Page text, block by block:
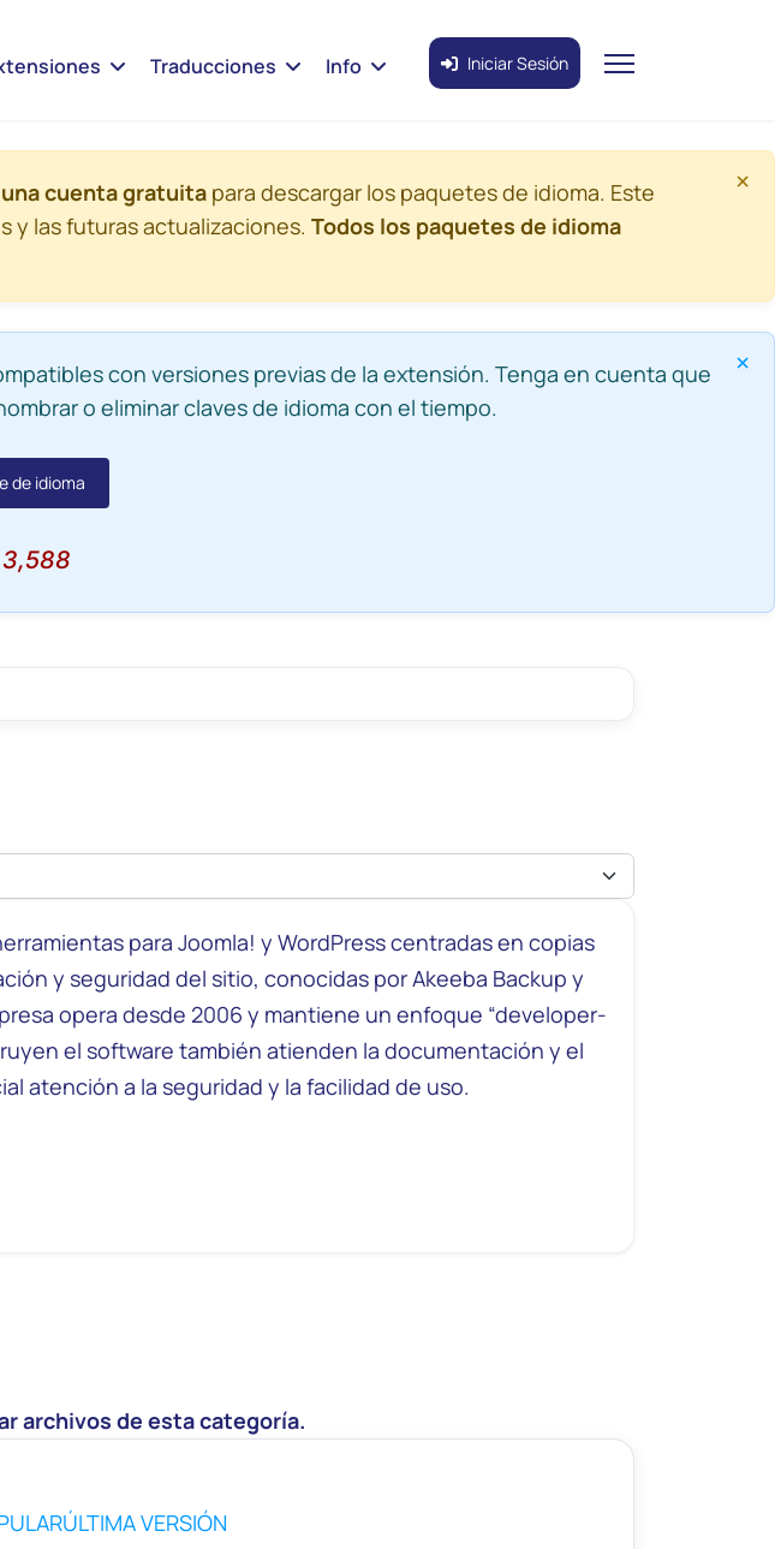
Traducciones Info Iniciar Sesión
×
cuenta gratuita para descargar los paquetes de idioma. Este
y las futuras actualizaciones. Todos los paquetes de idioma
×
con versiones previas de la extensión. Tenga en cuenta que
o eliminar claves de idioma con el tiempo.
de idioma
3,588
para Joomla! y WordPress centradas en copias
y seguridad del sitio, conocidas por Akeeba Backup y
opera desde 2006 y mantiene un enfoque “developer-
el software también atienden la documentación y el
atención a la seguridad y la facilidad de uso.
archivos de esta categoría.
ÚLTIMA VERSIÓN